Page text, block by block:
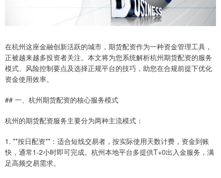
在杭州这座金融创新活跃的城市，期货配资作为一种资金管理工具，
正被越来越多投资者关注。本文将为您系统解析杭州期货配资的服务
模式、风险控制要点及选择正规平台的技巧，助您在合规前提下优化
资金使用效率。
## 一、杭州期货配资的核心服务模式
杭州的期货配资服务主要分为两种主流模式：
1. **按日配资**：适合短线交易者，按实际使用天数计费，资金到账
快，通常1-2小时即可完成。杭州本地平台多提供T+0出入金服务，满
足高频交易需求。